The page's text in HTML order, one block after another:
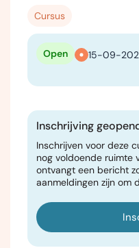
Cursus
15-09-
Open
Inschrijving
Inschrijven voor deze
nog voldoende ruimte
ontvangt een bericht
aanmeldingen zijn om